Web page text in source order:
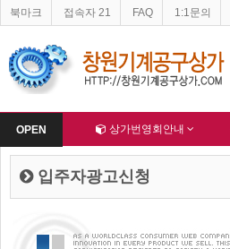
OPEN
북마크 접속자 21 FAQ 1:1문의
이버 등록완료 - 알림 한국종합산업(주)
Home 상가번영회안내
입주자광고신청